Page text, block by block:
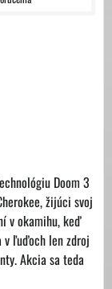
Doom 3
žijúci svoj
v okamihu, keď
v ľuďoch len zdroj
Akcia sa teda